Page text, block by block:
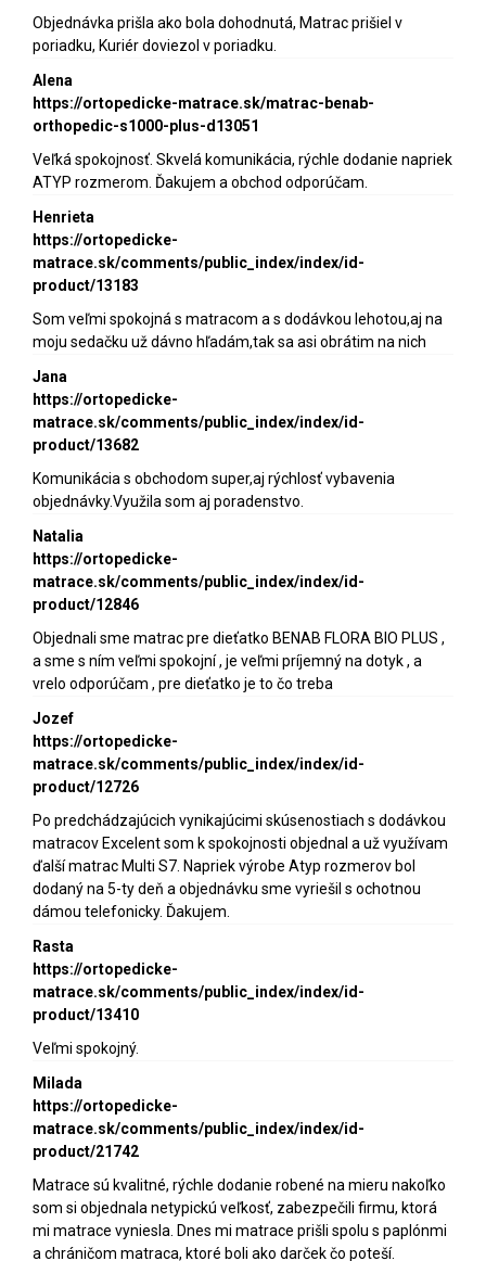
Objednávka prišla ako bola dohodnutá, Matrac prišiel v
poriadku, Kuriér doviezol v poriadku.
Alena
https://ortopedicke-matrace.sk/matrac-benab-
orthopedic-s1000-plus-d13051
Veľká spokojnosť. Skvelá komunikácia, rýchle dodanie napriek
ATYP rozmerom. Ďakujem a obchod odporúčam.
Henrieta
https://ortopedicke-
matrace.sk/comments/public_index/index/id-
product/13183
Som veľmi spokojná s matracom a s dodávkou lehotou,aj na
moju sedačku už dávno hľadám,tak sa asi obrátim na nich
Jana
https://ortopedicke-
matrace.sk/comments/public_index/index/id-
product/13682
Komunikácia s obchodom super,aj rýchlosť vybavenia
objednávky.Využila som aj poradenstvo.
Natalia
https://ortopedicke-
matrace.sk/comments/public_index/index/id-
product/12846
Objednali sme matrac pre dieťatko BENAB FLORA BIO PLUS ,
a sme s ním veľmi spokojní , je veľmi príjemný na dotyk , a
vrelo odporúčam , pre dieťatko je to čo treba
Jozef
https://ortopedicke-
matrace.sk/comments/public_index/index/id-
product/12726
Po predchádzajúcich vynikajúcimi skúsenostiach s dodávkou
matracov Excelent som k spokojnosti objednal a už využívam
ďalší matrac Multi S7. Napriek výrobe Atyp rozmerov bol
dodaný na 5-ty deň a objednávku sme vyriešil s ochotnou
dámou telefonicky. Ďakujem.
Rasta
https://ortopedicke-
matrace.sk/comments/public_index/index/id-
product/13410
Veľmi spokojný.
Milada
https://ortopedicke-
matrace.sk/comments/public_index/index/id-
product/21742
Matrace sú kvalitné, rýchle dodanie robené na mieru nakoľko
som si objednala netypickú veľkosť, zabezpečili firmu, ktorá
mi matrace vyniesla. Dnes mi matrace prišli spolu s paplónmi
a chráničom matraca, ktoré boli ako darček čo poteší.